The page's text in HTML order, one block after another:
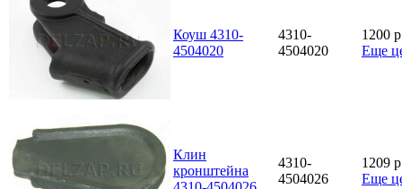
Коуш 4310-
4504020
4310-
4504020
1200 p
Еще
Клин
кронштейна
4310-
4504026
1209 p
Еще